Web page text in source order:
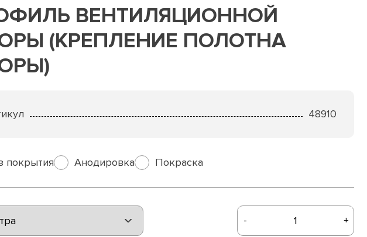
ВЕНТИЛЯЦИОННОЙ
(КРЕПЛЕНИЕ ПОЛОТНА
48910
покрытия Анодировка Покраска
- +